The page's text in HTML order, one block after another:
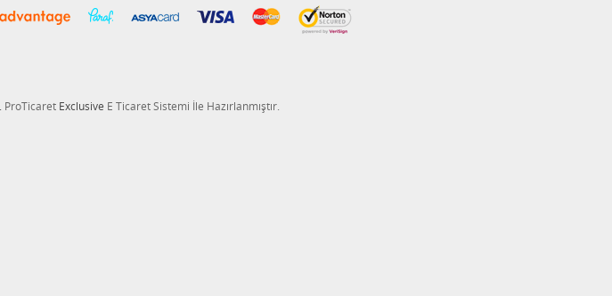
ProTicaretExclusive E Ticaret Sistemi İle Hazırlanmıştır.